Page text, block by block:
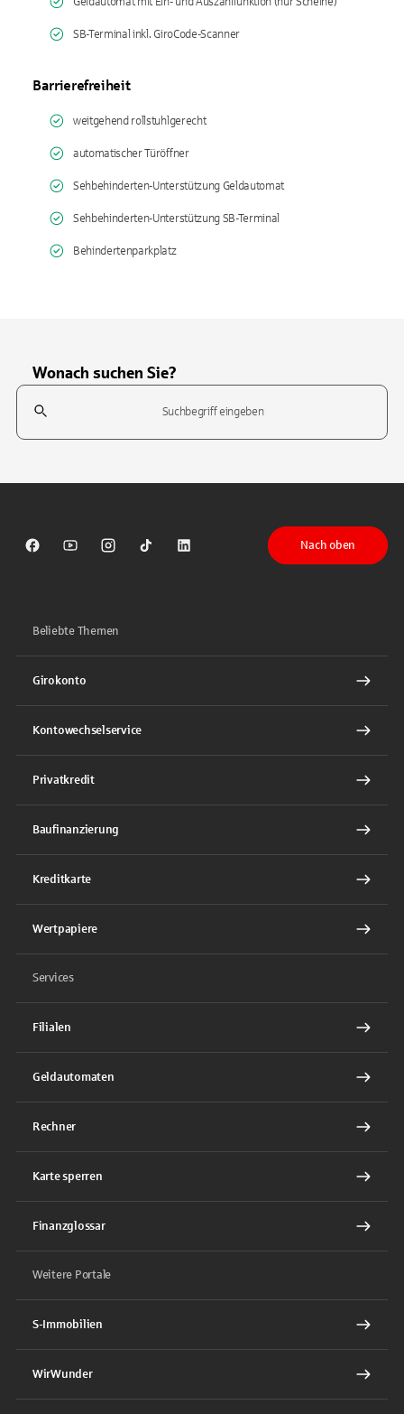
SB-Terminal inkl. GiroCode-Scanner
Barrierefreiheit
weitgehend rollstuhlgerecht
automatischer Türöffner
Sehbehinderten-Unterstützung Geldautomat
Sehbehinderten-Unterstützung SB-Terminal
Behindertenparkplatz
Wonach suchen Sie?
Suchfeld
Sparkasse auf Facebook
Sparkasse auf Youtube
Sparkasse auf Instagram
Sparkasse auf TikTok
Sparkasse auf LinkedIn
Nach oben
Beliebte Themen
Girokonto
Kontowechselservice
Privatkredit
Baufinanzierung
Kreditkarte
Wertpapiere
Services
Filialen
Geldautomaten
Rechner
Karte sperren
Finanzglossar
Weitere Portale
S-Immobilien
WirWunder